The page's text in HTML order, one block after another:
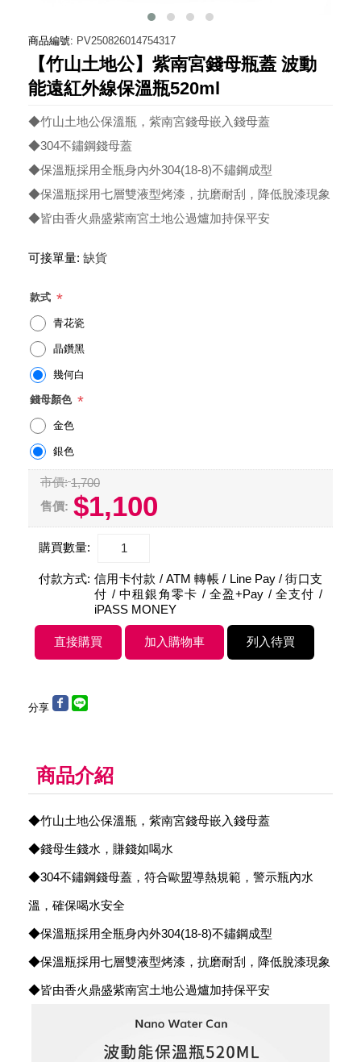
商品編號: PV250826014754317
【竹山土地公】紫南宮錢母瓶蓋 波動
能遠紅外線保溫瓶520ml
◆竹山土地公保溫瓶，紫南宮錢母嵌入錢母蓋
◆304不鏽鋼錢母蓋
◆保溫瓶採用全瓶身內外304(18-8)不鏽鋼成型
◆保溫瓶採用七層雙液型烤漆，抗磨耐刮，降低脫漆現象
◆皆由香火鼎盛紫南宮土地公過爐加持保平安
可接單量: 缺貨
款式 *
青花瓷
晶鑽黑
幾何白
錢母顏色 *
金色
銀色
市價: 1,700
售價: $1,100
購買數量:
付款方式: 信用卡付款 / ATM 轉帳 / Line Pay / 街口支
付 / 中租銀角零卡 / 全盈+Pay / 全支付 /
iPASS MONEY
分享
商品介紹
◆竹山土地公保溫瓶，紫南宮錢母嵌入錢母蓋
◆錢母生錢水，賺錢如喝水
◆304不鏽鋼錢母蓋，符合歐盟導熱規範，警示瓶內水
溫，確保喝水安全
◆保溫瓶採用全瓶身內外304(18-8)不鏽鋼成型
◆保溫瓶採用七層雙液型烤漆，抗磨耐刮，降低脫漆現象
◆皆由香火鼎盛紫南宮土地公過爐加持保平安